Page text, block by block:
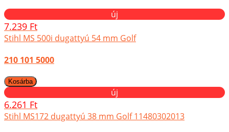
új
7.239 Ft
Stihl MS 500i dugattyú 54 mm Golf
210 101 5000
új
6.261 Ft
Stihl MS172 dugattyú 38 mm Golf 11480302013